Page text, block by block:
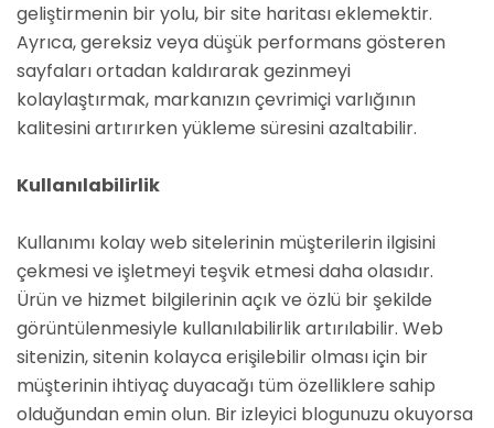
geliştirmenin bir yolu, bir site haritası eklemektir.
Ayrıca, gereksiz veya düşük performans gösteren
sayfaları ortadan kaldırarak gezinmeyi
kolaylaştırmak, markanızın çevrimiçi varlığının
kalitesini artırırken yükleme süresini azaltabilir.
Kullanılabilirlik
Kullanımı kolay web sitelerinin müşterilerin ilgisini
çekmesi ve işletmeyi teşvik etmesi daha olasıdır.
Ürün ve hizmet bilgilerinin açık ve özlü bir şekilde
görüntülenmesiyle kullanılabilirlik artırılabilir. Web
sitenizin, sitenin kolayca erişilebilir olması için bir
müşterinin ihtiyaç duyacağı tüm özelliklere sahip
olduğundan emin olun. Bir izleyici blogunuzu okuyorsa